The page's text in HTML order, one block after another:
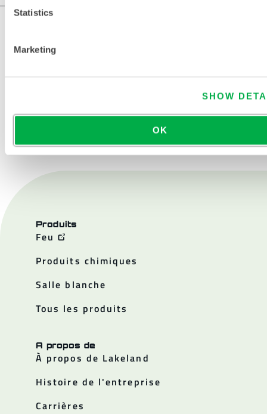
Statistics
Marketing
SHOW
OK
NOUS CONTACTER
Produits
Feu
Produits chimiques
Salle blanche
Tous les produits
A propos de
À propos de Lakeland
Histoire de l'entreprise
Carrières